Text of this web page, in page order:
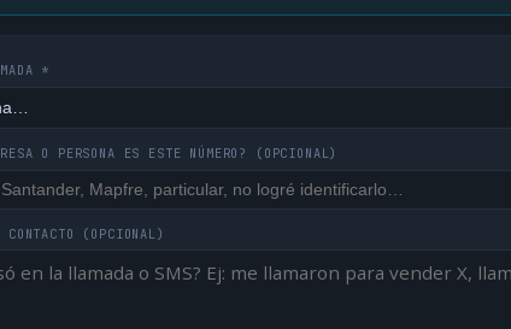
*
O PERSONA ES ESTE NÚMERO? (OPCIONAL)
(OPCIONAL)